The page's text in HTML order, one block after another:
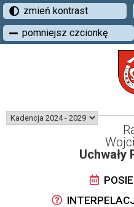
zmień kontrast
pomniejsz czcionkę
Uchwały